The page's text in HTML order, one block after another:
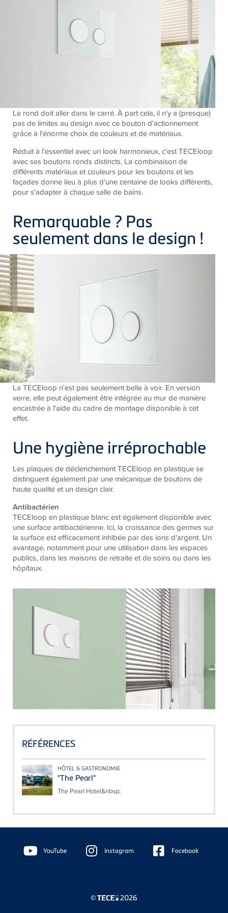
Le rond doit aller dans le carré. À part cela, il n'y a (presque)
pas de limites au design avec ce bouton d'actionnement
grâce à l'énorme choix de couleurs et de matériaux.
Réduit à l'essentiel avec un look harmonieux, c'est TECEloop
avec ses boutons ronds distincts. La combinaison de
différents matériaux et couleurs pour les boutons et les
façades donne lieu à plus d'une centaine de looks différents,
pour s'adapter à chaque salle de bains.
Remarquable ? Pas
seulement dans le design !
La TECEloop n'est pas seulement belle à voir. En version
verre, elle peut également être intégrée au mur de manière
encastrée à l'aide du cadre de montage disponible à cet
effet.
Une hygiène irréprochable
Les plaques de déclenchement TECEloop en plastique se
distinguent également par une mécanique de boutons de
haute qualité et un design clair.
Antibactérien
TECEloop en plastique blanc est également disponible avec
une surface antibactérienne. Ici, la croissance des germes sur
la surface est efficacement inhibée par des ions d'argent. Un
avantage, notamment pour une utilisation dans les espaces
publics, dans les maisons de retraite et de soins ou dans les
hôpitaux.
RÉFÉRENCES
HÔTEL & GASTRONOMIE
"The Pearl"
The Pearl Hotel&nbsp;
Floating
Sidebar YouTube Instagram Facebook
© 2026